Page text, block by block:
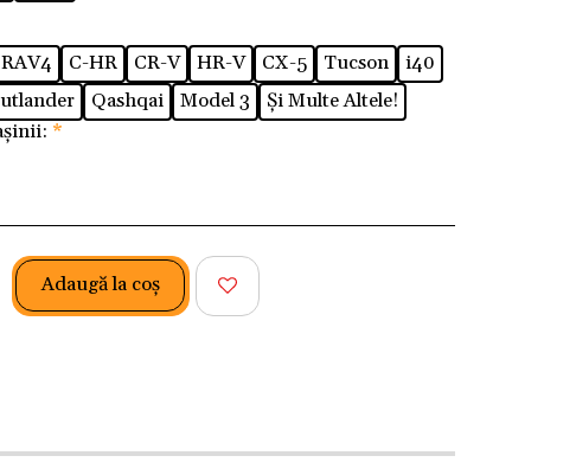
RAV4 C-HR CR-V HR-V CX-5 Tucson
i40
Qashqai Model 3
Și Multe Altele!
*
Adaugă la coş